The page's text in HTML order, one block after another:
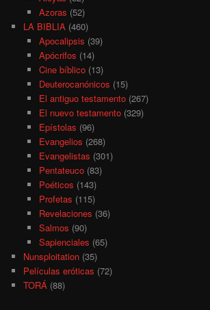
Azoras (52)
LA BIBLIA (460)
Apocalipsis (39)
Apócrifos (14)
Cine bíblico(13)
Deuterocanónicos (15)
El antiguo testamento(267)
El nuevo testamento(329)
Epístolas (96)
Evangelios (268)
Evangelistas (301)
Pentateuco(83)
Poéticos (143)
Profetas (115)
Revelaciones (36)
Salmos (90)
Sapienciales (65)
Nunsploitation (35)
Películas eróticas (72)
TORÁ (88)